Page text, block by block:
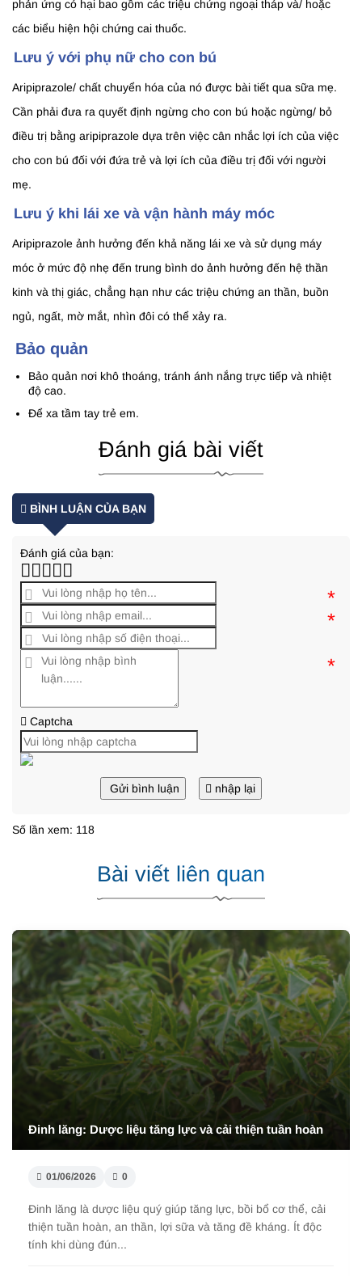
phản ứng có hại bao gồm các triệu chứng ngoại tháp và/ hoặc
các biểu hiện hội chứng cai thuốc.
Lưu ý với phụ nữ cho con bú
Aripiprazole/ chất chuyển hóa của nó được bài tiết qua sữa mẹ.
Cần phải đưa ra quyết định ngừng cho con bú hoặc ngừng/ bỏ
điều trị bằng aripiprazole dựa trên việc cân nhắc lợi ích của việc
cho con bú đối với đứa trẻ và lợi ích của điều trị đối với người
mẹ.
Lưu ý khi lái xe và vận hành máy móc
Aripiprazole ảnh hưởng đến khả năng lái xe và sử dụng máy
móc ở mức độ nhẹ đến trung bình do ảnh hưởng đến hệ thần
kinh và thị giác, chẳng hạn như các triệu chứng an thần, buồn
ngủ, ngất, mờ mắt, nhìn đôi có thể xảy ra.
Bảo quản
Bảo quản nơi khô thoáng, tránh ánh nắng trực tiếp và nhiệt
độ cao.
Để xa tầm tay trẻ em.
Đánh giá bài viết
BÌNH LUẬN CỦA BẠN
Đánh giá của bạn:
*
*
*
Captcha
Gửi bình luận nhập lại
Số lần xem: 118
Bài viết liên quan
Đinh lăng: Dược liệu tăng lực và cải thiện tuần hoàn
01/06/2026 0
Đinh lăng là dược liệu quý giúp tăng lực, bồi bổ cơ thể, cải
thiện tuần hoàn, an thần, lợi sữa và tăng đề kháng. Ít độc
tính khi dùng đún...